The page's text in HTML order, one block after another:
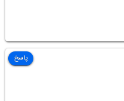
پاسخ